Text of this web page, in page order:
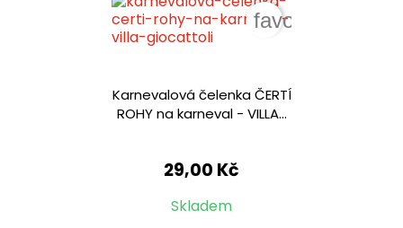
Karnevalová čelenka ČERTÍ
ROHY na karneval - VILLA...
29,00 Kč
Skladem
favorite_border